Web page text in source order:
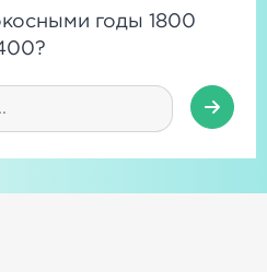
годы 1800